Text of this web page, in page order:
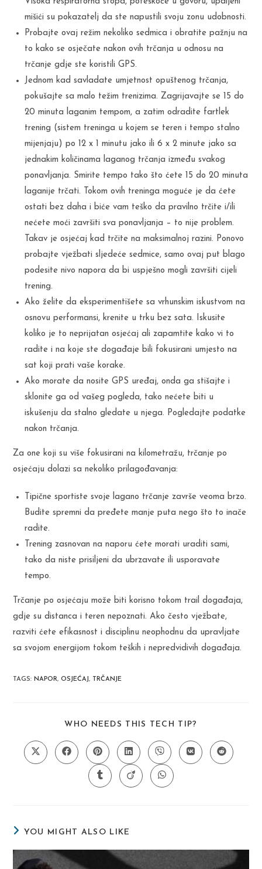
mišići su pokazatelj da ste napustili svoju zonu udobnosti.
Probajte ovaj režim nekoliko sedmica i obratite pažnju na
to kako se osječate nakon ovih trčanja u odnosu na
trčanje gdje ste koristili GPS.
Jednom kad savladate umjetnost opuštenog trčanja,
pokušajte sa malo težim trenizima. Zagrijavajte se 15 do
20 minuta laganim tempom, a zatim odradite fartlek
trening (sistem treninga u kojem se teren i tempo stalno
mijenjaju) po 12 x 1 minutu jako ili 6 x 2 minute jako sa
jednakim količinama laganog trčanja između svakog
ponavljanja. Smirite tempo tako što ćete 15 do 20 minuta
laganije trčati. Tokom ovih treninga moguće je da ćete
ostati bez daha i biće vam teško da pravilno trčite i/ili
nećete moći završiti sva ponavljanja – to nije problem.
Takav je osjećaj kad trčite na maksimalnoj razini. Ponovo
probajte vježbati sljedeće sedmice, samo ovaj put blago
podesite nivo napora da bi uspješno mogli završiti cijeli
trening.
Ako želite da eksperimentišete sa vrhunskim iskustvom na
osnovu performansi, krenite u trku bez sata. Iskusite
koliko je to neprijatan osjećaj ali zapamtite kako vi to
radite i na koje ste događaje bili fokusirani umjesto na
sat koji prati vaše korake.
Ako morate da nosite GPS uređaj, onda ga stišajte i
sklonite ga od vašeg pogleda, tako nećete biti u
iskušenju da stalno gledate u njega. Pogledajte podatke
nakon trčanja.
Za one koji su više fokusirani na kilometražu, trčanje po
osjećaju dolazi sa nekoliko prilagođavanja:
Tipične sportiste svoje lagano trčanje završe veoma brzo.
Budite spremni da pređete manje puta nego što to inače
radite.
Trening zasnovan na naporu ćete morati uraditi sami,
tako da niste prisiljeni da ubrzavate ili usporavate
tempo.
Trčanje po osjećaju može biti korisno tokom trail događaja,
gdje su distanca i teren nepoznati. Ako često vježbate,
razviti ćete efikasnost i disciplinu neophodnu da upravljate
sa svojom energijom tokom teških i nepredvidivih događaja.
TAGS: NAPOR, OSJEĆAJ, TRČANJE
WHO NEEDS THIS TECH TIP?
CONTENT
Opens
in
Opens
in
Opens
in
a
new
window
Opens
in
a
new
window
Opens
in
a
new
window
Opens
in
Opens
in
Opens
in
Opens
in
Opens
in
YOU MIGHT ALSO LIKE